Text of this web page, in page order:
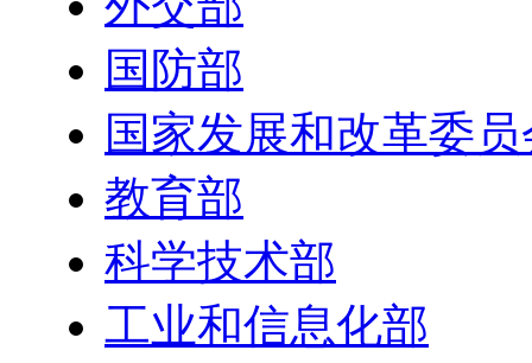
国防部
国家发展和改革委
教育部
科学技术部
工业和信息化部